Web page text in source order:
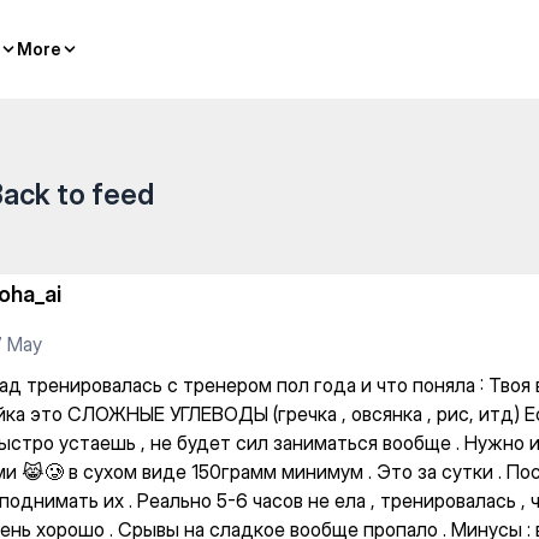
More
More пол года и что
to feed
May
тренировалась с тренером пол года и что поняла : Твоя
это СЛОЖНЫЕ УГЛЕВОДЫ (гречка , овсянка , рис, итд)
устаешь , не будет сил заниматься вообще . Нужно
😹🥲 в сухом виде 150грамм минимум . Это за сутки .
их . Реально 5-6 часов не ела , тренировалась ,
хорошо . Срывы на сладкое вообще пропало . Минусы :